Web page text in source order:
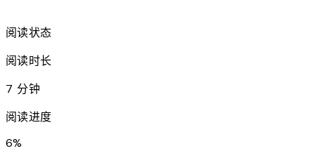
阅读状态
阅读时长
7 分钟
阅读进度
6%